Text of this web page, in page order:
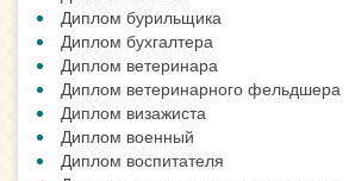
Диплом бурильщика
Диплом бухгалтера
Диплом ветеринара
Диплом ветеринарного фельдшера
Диплом визажиста
Диплом военный
Диплом воспитателя